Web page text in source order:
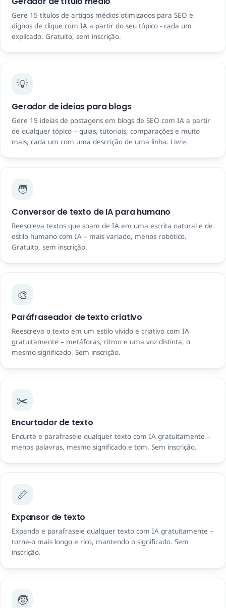
Gere 15 títulos de artigos médios otimizados para SEO e
dignos de clique com IA a partir do seu tópico - cada um
explicado. Gratuito, sem inscrição.
💡
Gerador de ideias para blogs
Gere 15 ideias de postagens em blogs de SEO com IA a partir
de qualquer tópico – guias, tutoriais, comparações e muito
mais, cada um com uma descrição de uma linha. Livre.
🧑
Conversor de texto de IA para humano
Reescreva textos que soam de IA em uma escrita natural e de
estilo humano com IA – mais variado, menos robótico.
Gratuito, sem inscrição.
🎨
Paráfraseador de texto criativo
Reescreva o texto em um estilo vívido e criativo com IA
gratuitamente – metáforas, ritmo e uma voz distinta, o
mesmo significado. Sem inscrição.
✂️
Encurtador de texto
Encurte e parafraseie qualquer texto com IA gratuitamente –
menos palavras, mesmo significado e tom. Sem inscrição.
📏
Expansor de texto
Expanda e parafraseie qualquer texto com IA gratuitamente –
torne-o mais longo e rico, mantendo o significado. Sem
inscrição.
🧒